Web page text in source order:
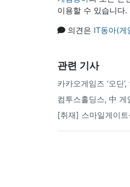
이용할 수 있습니다.
의견은 IT동아(게
관련 기사
카카오게임즈 ‘오딘
컴투스홀딩스, 中
[취재] 스마일게이